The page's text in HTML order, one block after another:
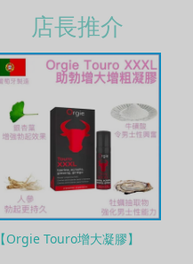
店長推介
【Orgie Touro增大凝膠】